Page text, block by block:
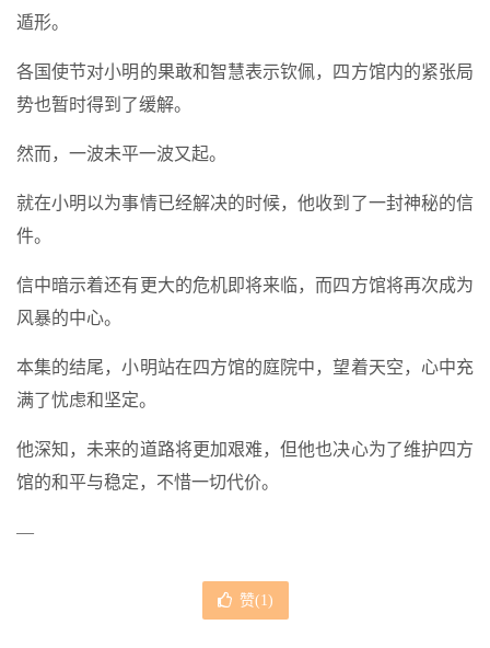
遁形。
各国使节对小明的果敢和智慧表示钦佩，四方馆内的紧张局
势也暂时得到了缓解。
然而，一波未平一波又起。
就在小明以为事情已经解决的时候，他收到了一封神秘的信
件。
信中暗示着还有更大的危机即将来临，而四方馆将再次成为
风暴的中心。
本集的结尾，小明站在四方馆的庭院中，望着天空，心中充
满了忧虑和坚定。
他深知，未来的道路将更加艰难，但他也决心为了维护四方
馆的和平与稳定，不惜一切代价。
—
赞(1)